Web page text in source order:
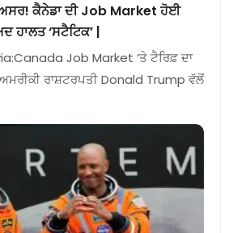
ਕੈਨੇਡਾ ਦੀ Job Market ਹੋਈ
ਹਾਲਤ ‘ਸਟੈਟਿਕ’ |
Job Market ‘ਤੇ ਟੈਰਿਫ਼ ਦਾ
ਰਾਸ਼ਟਰਪਤੀ Donald Trump ਵੱਲੋਂ